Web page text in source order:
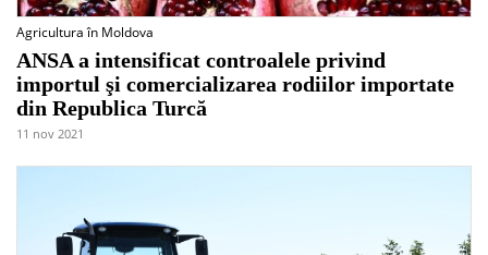
Agricultura în Moldova
ANSA a intensificat controalele privind
importul şi comercializarea rodiilor importate
din Republica Turcă
11 nov 2021